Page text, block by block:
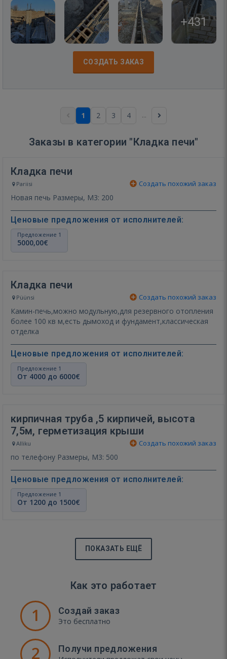
+431
СОЗДАТЬ ЗАКАЗ
1 2 3 4 ...
Заказы в категории "Кладка печи"
Кладка печи
Pariisi Создать похожий заказ
Новая печь Размеры, М3: 200
Ценовые предложения от исполнителей:
Предложение 1
5000,00€
Кладка печи
Püünsi Создать похожий заказ
Камин-печь,можно модульную,для резервного отопления
более 100 кв м,есть дымоход и фундамент,классическая
отделка
Ценовые предложения от исполнителей:
Предложение 1
От 4000 до 6000€
кирпичная труба ,5 кирпичей, высота
7,5м, герметизация крыши
Alliku Создать похожий заказ
по телефону Размеры, М3: 500
Ценовые предложения от исполнителей:
Предложение 1
От 1200 до 1500€
ПОКАЗАТЬ ЕЩЁ
Как это работает
1 Создай заказ
Это бесплатно
2 Получи предложения